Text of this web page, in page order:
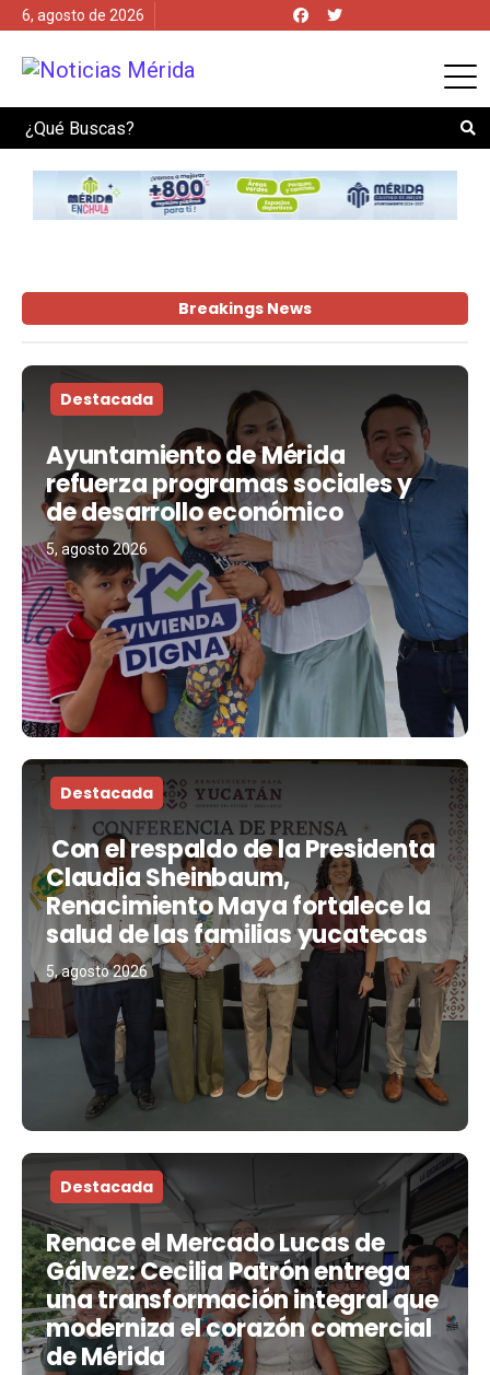
6, agosto de 2026
Search
Breakings News
Destacada
Ayuntamiento de Mérida
refuerza programas sociales y
de desarrollo económico
5, agosto 2026
Destacada
Con el respaldo de la Presidenta
Claudia Sheinbaum,
Renacimiento Maya fortalece la
salud de las familias yucatecas
5, agosto 2026
Destacada
Renace el Mercado Lucas de
Gálvez: Cecilia Patrón entrega
una transformación integral que
moderniza el corazón comercial
de Mérida